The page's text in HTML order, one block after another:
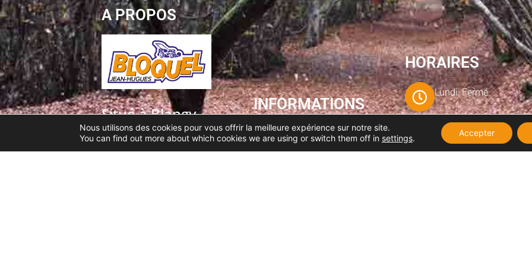
A PROPOS
Situé à Blangy-
sur-Bresle, le
magasin
INFORMATIONS
Adresse: 30 rue de
Neufchatel 76340 Blangy
HORAIRES
Lundi: Fermé
Mar-Ven: 08:30–12:00,
14:00–19:00
Nous utilisons des cookies pour vous offrir la meilleure expérience sur notre site.
You can find out more about which cookies we are using or switch them off in settings.
Accepter